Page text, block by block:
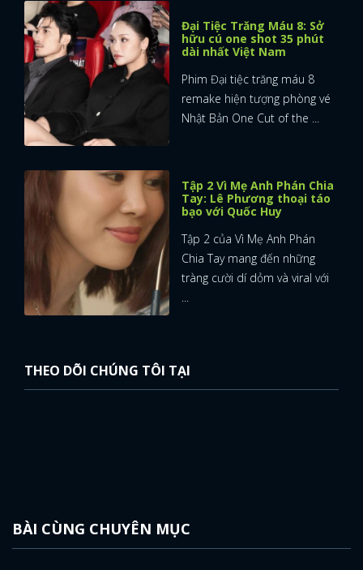
Đại Tiệc Trăng Máu 8: Sở
hữu cú one shot 35 phút
dài nhất Việt Nam
Phim Đại tiệc trăng máu 8
remake hiện tượng phòng vé
Nhật Bản One Cut of the ...
Tập 2 Vì Mẹ Anh Phán Chia
Tay: Lê Phương thoại táo
bạo với Quốc Huy
Tập 2 của Vì Mẹ Anh Phán
Chia Tay mang đến những
tràng cười dí dỏm và viral với
...
THEO DÕI CHÚNG TÔI TẠI
BÀI CÙNG CHUYÊN MỤC